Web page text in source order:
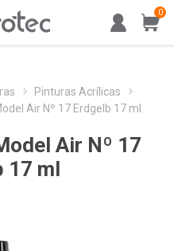
0
Pinturas Acrílicas
Air Nº 17 Erdgelb 17 ml
Air Nº 17
17 ml